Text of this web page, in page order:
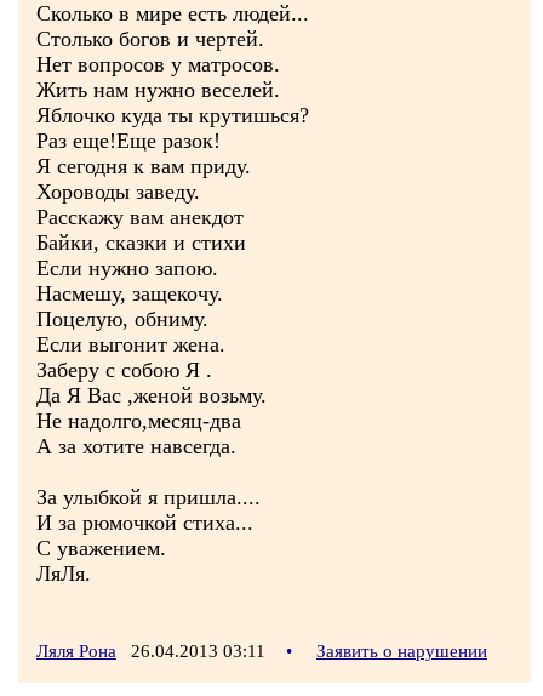
Сколько в мире есть людей...
Столько богов и чертей.
Нет вопросов у матросов.
Жить нам нужно веселей.
Яблочко куда ты крутишься?
Раз еще!Еще разок!
Я сегодня к вам приду.
Хороводы заведу.
Расскажу вам анекдот
Байки, сказки и стихи
Если нужно запою.
Насмешу, защекочу.
Поцелую, обниму.
Если выгонит жена.
Заберу с собою Я .
Да Я Вас ,женой возьму.
Не надолго,месяц-два
А за хотите навсегда.
За улыбкой я пришла....
И за рюмочкой стиха...
С уважением.
ЛяЛя.
Ляля Рона 26.04.2013 03:11 • Заявить о нарушении